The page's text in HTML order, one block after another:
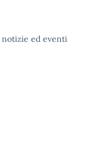
ed eventi